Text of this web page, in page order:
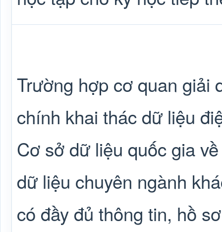
Trường hợp cơ quan giải
chính khai thác dữ liệu
Cơ sở dữ liệu quốc gia
dữ liệu chuyên ngành
có đầy đủ thông tin, hồ